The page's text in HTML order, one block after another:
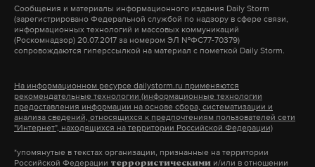
Создавалось впечатление, что ничего не
произошло. На улице — нефтяной дождь, но все
работают и ходят в школу. А потом у детей —
лейкемия или что похуже. Кто будет за это
отвечать?
на носу ЕГЭ. Занятия в школе никто не отменял. За
несколько часов, мешая отбуксировать
автомобиль: трос срывало под напором воды.
Гульнара с детьми остались на ночь в доме своего
спасителя. По ее словам, их приняли как родных:
накормили, дали согреться. На следующий день
Сообщения и материалы информационного издания Daily Storm
(зарегистрировано Федеральной службой по надзору в сфере связи,
информационных технологий и массовых коммуникаций
(Роскомнадзор) 20.07.2017 за номером ЭЛ №ФС77-70379)
сопровождаются гиперссылкой на материал с пометкой Daily Storm.
На информационном ресурсе dailystorm.ru применяются
рекомендательные технологии (информационные технологии
предоставления информации на основе сбора, систематизации и
анализа сведений, относящихся к предпочтениям пользователей сети
"Интернет", находящихся на территории Российской Федерации)
*упомянутые в текстах организации, признанные на территории
Российской Федерации террористическими и/или в отношении